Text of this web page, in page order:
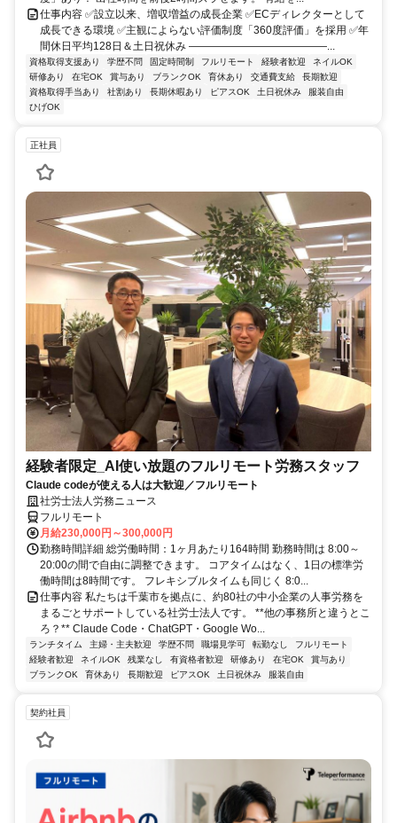
仕事内容 ✅設立以来、増収増益の成長企業 ✅ECディレクターとして
成長できる環境 ✅主観によらない評価制度「360度評価」を採用 ✅年
間休日平均128日＆土日祝休み ―――――――――――――...
資格取得支援あり 学歴不問 固定時間制 フルリモート 経験者歓迎
ネイルOK
研修あり
在宅OK 賞与あり ブランクOK 育休あり 交通費支給
長期歓迎
資格取得手当あり
社割あり 長期休暇あり ピアスOK 土日祝休み
服装自由
ひげOK
正社員
経験者限定_AI使い放題のフルリモート労務スタッフ
Claude codeが使える人は大歓迎／フルリモート
社労士法人労務ニュース
フルリモート
月給230,000円～300,000円
勤務時間詳細 総労働時間：1ヶ月あたり164時間 勤務時間は 8:00～
20:00の間で自由に調整できます。 コアタイムはなく、1日の標準労
働時間は8時間です。 フレキシブルタイムも同じく 8:0...
仕事内容 私たちは千葉市を拠点に、約80社の中小企業の人事労務を
まるごとサポートしている社労士法人です。 **他の事務所と違うとこ
ろ？** Claude Code・ChatGPT・Google Wo...
ランチタイム 主婦・主夫歓迎 学歴不問 職場見学可 転勤なし
フルリモート
経験者歓迎
ネイルOK 残業なし 有資格者歓迎 研修あり 在宅OK
賞与あり
ブランクOK
育休あり 長期歓迎 ピアスOK 土日祝休み 服装自由
契約社員